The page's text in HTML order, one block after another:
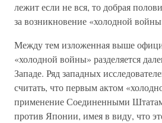
лежит если не вся, то добрая
за возникновение «холодной
Между тем изложенная выше
«холодной войны» разделяется
Западе. Ряд западных
считать, что первым актом
применение Соединенными
против Японии, имея в виду, что